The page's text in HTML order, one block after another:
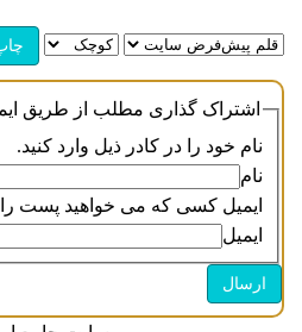
اشتراک گذاری مطلب از طریق
نام خود را در کادر ذیل وارد کنید.
نام
ایمیل کسی که می خواهید پست را
ایمیل